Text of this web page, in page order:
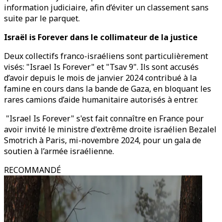
information judiciaire, afin d’éviter un classement sans
suite par le parquet.
Israël is Forever dans le collimateur de la justice
Deux collectifs franco-israéliens sont particulièrement
visés: "Israel Is Forever" et "Tsav 9". Ils sont accusés
d’avoir depuis le mois de janvier 2024 contribué à la
famine en cours dans la bande de Gaza, en bloquant les
rares camions d’aide humanitaire autorisés à entrer.
"Israel Is Forever" s'est fait connaître en France pour
avoir invité le ministre d'extrême droite israélien Bezalel
Smotrich à Paris, mi-novembre 2024, pour un gala de
soutien à l’armée israélienne.
RECOMMANDÉ